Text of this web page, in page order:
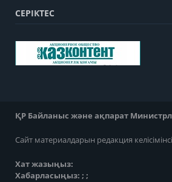
СЕРІКТЕС
ҚР Байланыс және ақпарат
Сайт материалдарын редакция
Хат жазыңыз:
Хабарласыңыз: ; ;